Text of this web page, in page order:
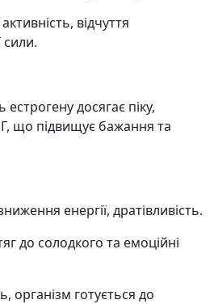
відчуття
сили.
естрогену досягає піку,
що підвищує бажання та
енергії, дратівливість.
до солодкого та емоційні
організм готується до